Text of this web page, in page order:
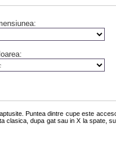
Puntea dintre cupe este
clasica, dupa gat sau in X la spate,